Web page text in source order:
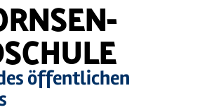
öffentlichen